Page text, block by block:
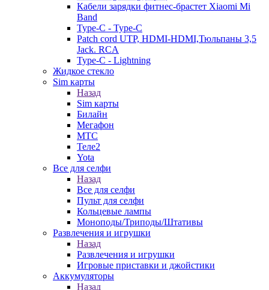
Кабели зарядки фитнес-брастет Xiaomi Mi
Band
Type-C - Type-C
Patch cord UTP, HDMI-HDMI,Тюльпаны 3,5
Jack. RCA
Type-C - Lightning
Жидкое стекло
Sim карты
Назад
Sim карты
Билайн
Мегафон
МТС
Теле2
Yota
Все для селфи
Назад
Все для селфи
Пульт для селфи
Кольцевые лампы
Моноподы/Триподы/Штативы
Развлечения и игрушки
Назад
Развлечения и игрушки
Игровые приставки и джойстики
Аккумуляторы
Назад